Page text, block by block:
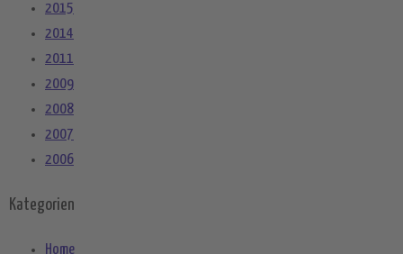
2015
2014
2011
2009
2008
2007
2006
Kategorien
Home